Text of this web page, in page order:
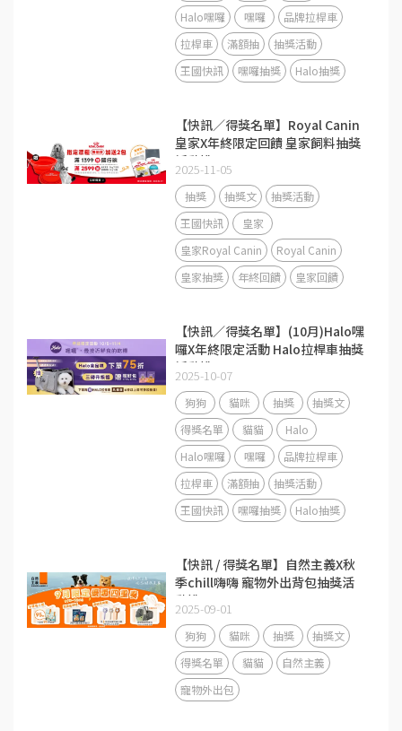
Halo嘿囉
嘿囉
品牌拉桿車
拉桿車
滿額抽
抽獎活動
王國快訊
嘿囉抽獎 Halo抽獎
【快訊／得獎名單】Royal Canin
皇家X年終限定回饋 皇家飼料抽獎
活動說明
2025-11-05
抽獎 抽獎文
抽獎活動
王國快訊
皇家
皇家Royal Canin
Royal Canin
皇家抽獎
年終回饋 皇家回饋
【快訊／得獎名單】(10月)Halo嘿
囉X年終限定活動 Halo拉桿車抽獎
活動說明
2025-10-07
狗狗 貓咪 抽獎
抽獎文
得獎名單
貓貓
Halo
Halo嘿囉
嘿囉
品牌拉桿車
拉桿車
滿額抽
抽獎活動
王國快訊
嘿囉抽獎 Halo抽獎
【快訊 / 得獎名單】自然主義X秋
季chill嗨嗨 寵物外出背包抽獎活
動說明
2025-09-01
狗狗 貓咪 抽獎
抽獎文
得獎名單
貓貓
自然主義
寵物外出包